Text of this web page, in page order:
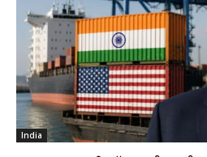
India